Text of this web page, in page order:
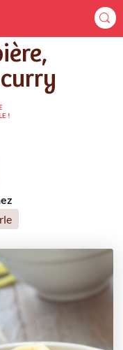
poireaux et curry
!